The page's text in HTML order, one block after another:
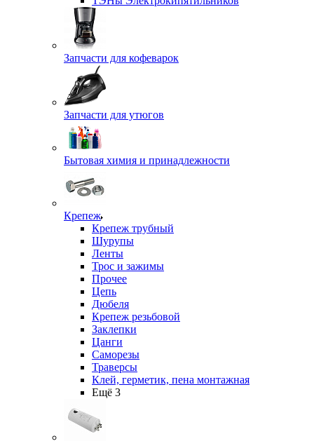
Запчасти для кофеварок
Запчасти для утюгов
Бытовая химия и принадлежности
Крепеж
Крепеж трубный
Шурупы
Ленты
Трос и зажимы
Прочее
Цепь
Дюбеля
Крепеж резьбовой
Заклепки
Цанги
Саморезы
Траверсы
Клей, герметик, пена монтажная
Ещё 3